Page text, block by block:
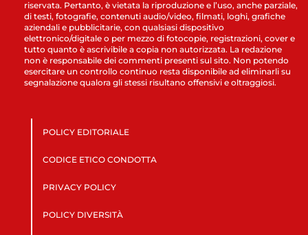
riservata. Pertanto, è vietata la riproduzione e l’uso, anche parziale,
di testi, fotografie, contenuti audio/video, filmati, loghi, grafiche
aziendali e pubblicitarie, con qualsiasi dispositivo
elettronico/digitale o per mezzo di fotocopie, registrazioni, cover e
tutto quanto è ascrivibile a copia non autorizzata. La redazione
non è responsabile dei commenti presenti sul sito. Non potendo
esercitare un controllo continuo resta disponibile ad eliminarli su
segnalazione qualora gli stessi risultano offensivi e oltraggiosi.
POLICY EDITORIALE
CODICE ETICO CONDOTTA
PRIVACY POLICY
POLICY DIVERSITÀ